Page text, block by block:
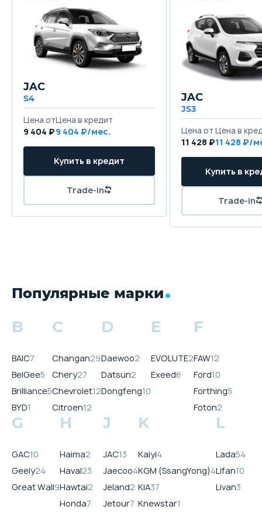
JAC
S4
Цена от
9 404 ₽
Цена в кредит
9 404 ₽/мес.
Купить в кредит
Trade-in
JAC
JS3
Цена от
11 428 ₽
Цена в
11 428 ₽/
Купить в
Trade-in
Популярные марки
B
BAIC7
BelGee5
Brilliance5
BYD1
C
Changan29
Chery27
Chevrolet12
Citroen12
D
Daewoo2
Datsun2
Dongfeng10
E
EVOLUTE2
Exeed6
F
FAW12
Ford10
Forthing5
Foton2
G
GAC10
Geely24
Great Wall9
H
Haima2
Haval23
Hawtai2
Honda7
J
JAC13
Jaecoo4
Jeland2
Jetour7
K
Kaiyi4
KGM (SsangYong)4
KIA37
Knewstar1
L
Lada54
Lifan10
Livan3